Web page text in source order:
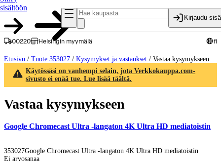
sisältöön
Kirjaudu
00220 Helsingin myymälä fi
Etusivu / Tuote 353027 / Kysymykset ja vastaukset / Vastaa kysymykseen
Käytössäsi on vanhempi selain, jota Verkkokauppa.com-
sivusto ei enää tue. Lue lisää täältä.
Vastaa kysymykseen
Google Chromecast Ultra -langaton 4K Ultra HD mediatoistin
353027Google Chromecast Ultra -langaton 4K Ultra HD mediatoistin
Ei arvosanaa